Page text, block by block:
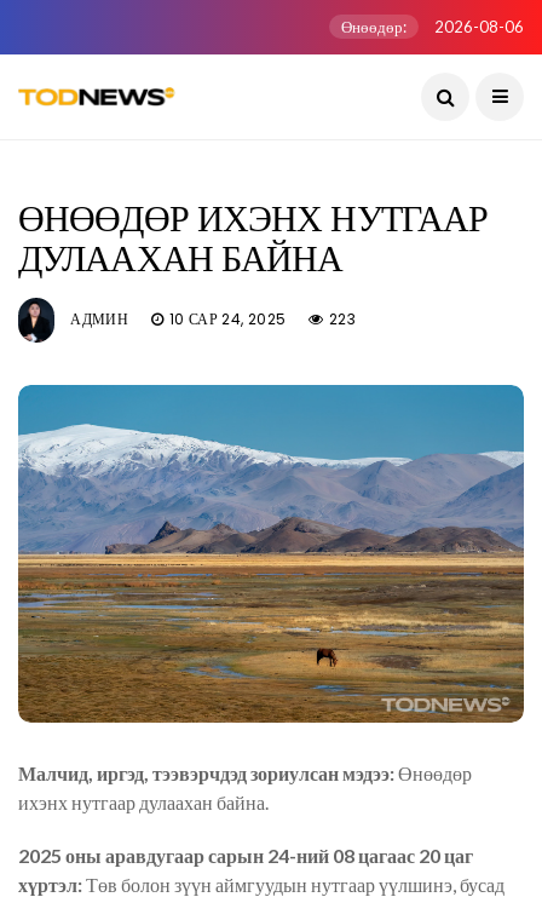
Өнөөдөр: 2026-08-06
ӨНӨӨДӨР ИХЭНХ НУТГААР
ДУЛААХАН БАЙНА
АДМИН 10 САР 24, 2025 223
Малчид, иргэд, тээвэрчдэд зориулсан мэдээ:Өнөөдөр
ихэнх нутгаар дулаахан байна.
2025 оны аравдугаар сарын 24-ний 08 цагаас 20 цаг
хүртэл:Төв болон зүүн аймгуудын нутгаар үүлшинэ, бусад